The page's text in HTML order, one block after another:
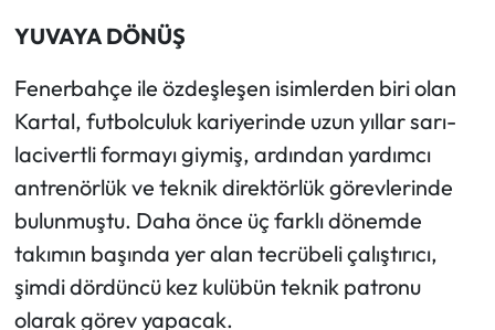
YUVAYA DÖNÜŞ
Fenerbahçe ile özdeşleşen isimlerden biri olan
Kartal, futbolculuk kariyerinde uzun yıllar sarı-
lacivertli formayı giymiş, ardından yardımcı
antrenörlük ve teknik direktörlük görevlerinde
bulunmuştu. Daha önce üç farklı dönemde
takımın başında yer alan tecrübeli çalıştırıcı,
şimdi dördüncü kez kulübün teknik patronu
olarak görev yapacak.
Oğuzlar Haberleri
Ortaköy Haberleri
Osmancık Haberleri
Otomotiv
Resmi İlan
Resmi Reklam